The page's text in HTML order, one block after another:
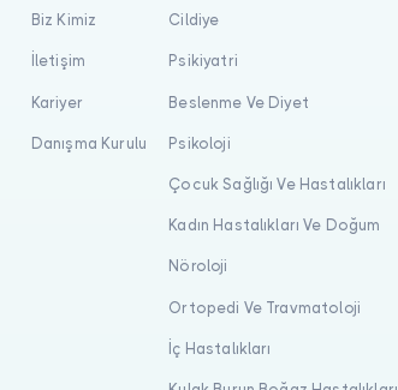
Biz Kimiz
İletişim
Kariyer
Danışma Kurulu
Cildiye
Psikiyatri
Beslenme Ve Diyet
Psikoloji
Çocuk Sağlığı Ve Hastalıkları
Kadın Hastalıkları Ve Doğum
Nöroloji
Ortopedi Ve Travmatoloji
İç Hastalıkları